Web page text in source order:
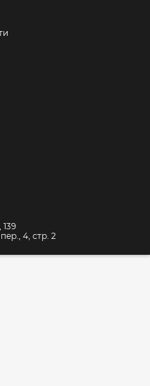
4, стр. 2